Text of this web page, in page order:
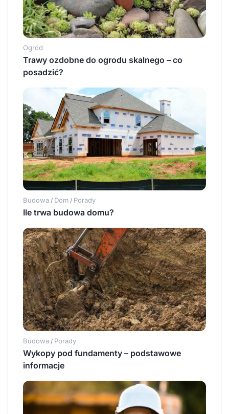
Ogród
Trawy ozdobne do ogrodu skalnego – co
posadzić?
Budowa / Dom / Porady
Ile trwa budowa domu?
Budowa / Porady
Wykopy pod fundamenty – podstawowe
informacje